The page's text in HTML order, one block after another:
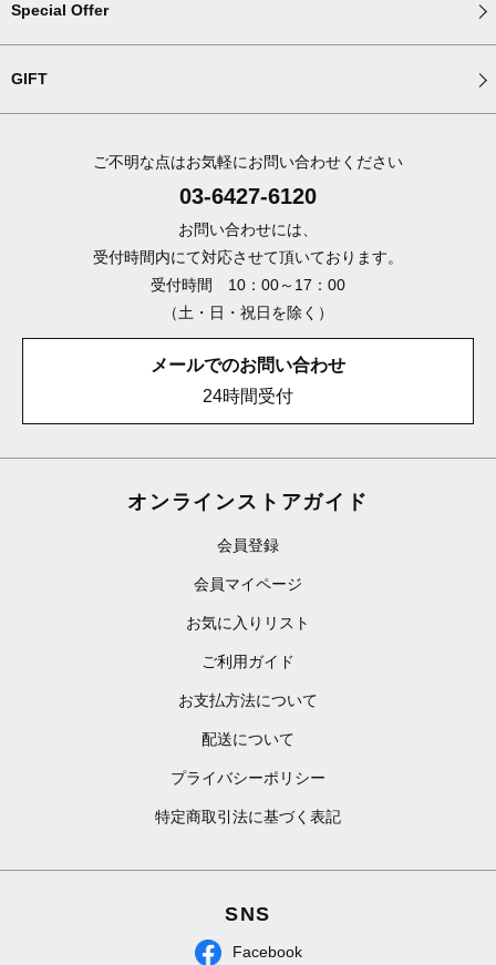
Special Offer
GIFT
ご不明な点はお気軽にお問い合わせください
03-6427-6120
お問い合わせには、
受付時間内にて対応させて頂いております。
受付時間 10：00～17：00
（土・日・祝日を除く）
メールでのお問い合わせ
24時間受付
オンラインストアガイド
会員登録
会員マイページ
お気に入りリスト
ご利用ガイド
お支払方法について
配送について
プライバシーポリシー
特定商取引法に基づく表記
SNS
Facebook